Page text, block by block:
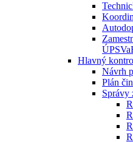
Hlavný
Návrh
Plán
Správy